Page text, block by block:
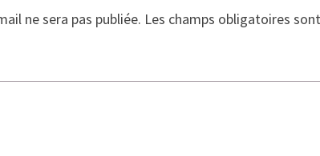
ne sera pas publiée. Les champs obligatoires